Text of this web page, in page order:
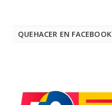
QUEHACER EN FACEBOOK